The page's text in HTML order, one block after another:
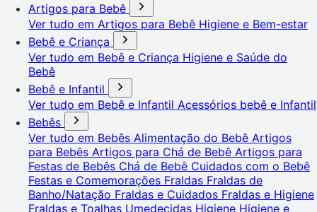
Artigos para Bebê
Ver tudo em Artigos para Bebê Higiene e Bem-estar
Bebê e Criança
Ver tudo em Bebê e Criança Higiene e Saúde do
Bebê
Bebê e Infantil
Ver tudo em Bebê e Infantil Acessórios bebê e Infantil
Bebês
Ver tudo em Bebês Alimentação do Bebê Artigos
para Bebês Artigos para Chá de Bebê Artigos para
Festas de Bebês Chá de Bebê Cuidados com o Bebê
Festas e Comemorações Fraldas Fraldas de
Banho/Natação Fraldas e Cuidados Fraldas e Higiene
Fraldas e Toalhas Umedecidas Higiene Higiene e